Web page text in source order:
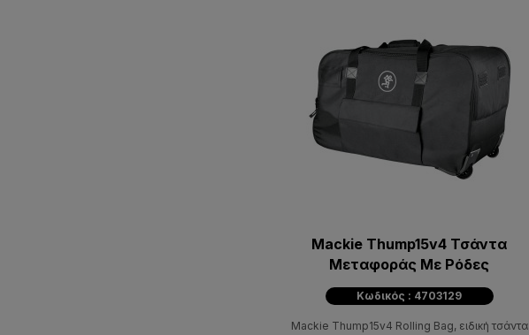
Mackie Thump15v4 Τσάντα
Μεταφοράς Με Ρόδες
Κωδικός : 4703129
Mackie Thump15v4 Rolling Bag, ειδική τσάντα